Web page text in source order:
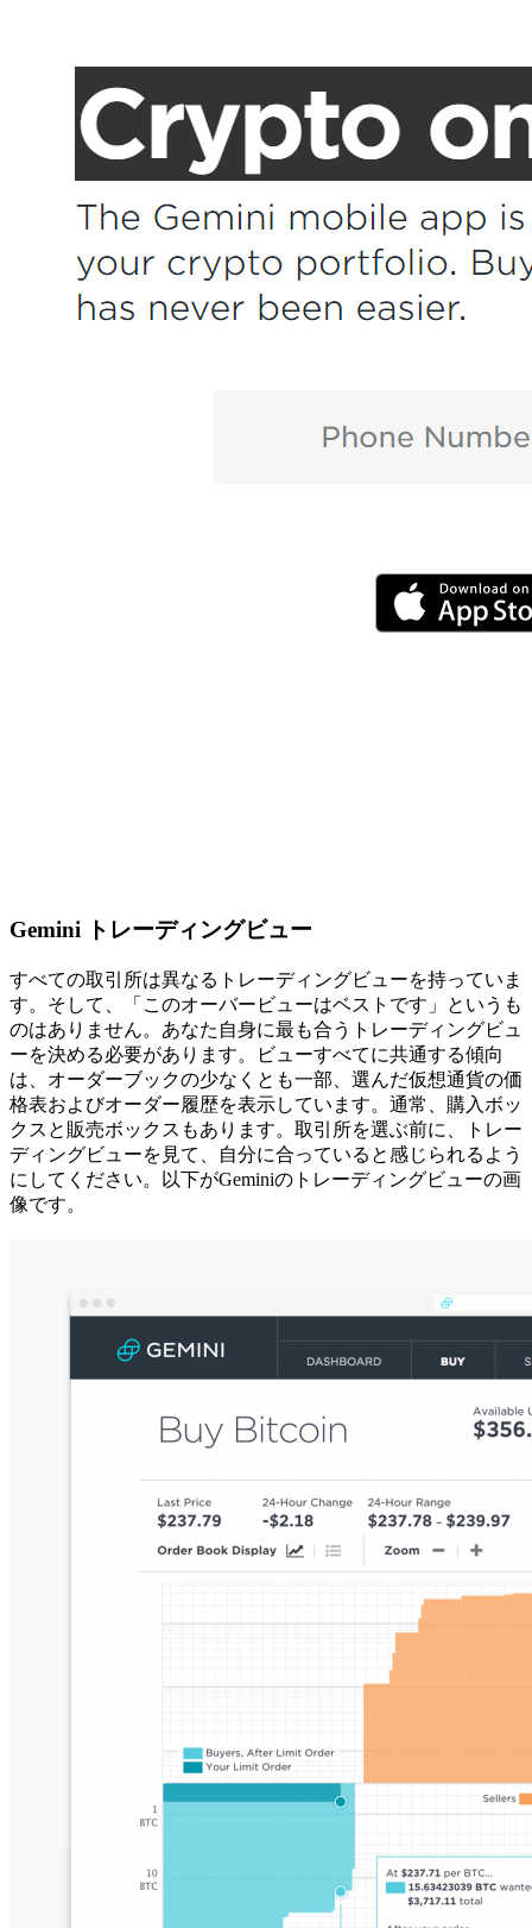
Gemini トレーディングビュー
すべての取引所は異なるトレーディングビューを持っていま
す。そして、「このオーバービューはベストです」というも
のはありません。あなた自身に最も合うトレーディングビュ
ーを決める必要があります。ビューすべてに共通する傾向
は、オーダーブックの少なくとも一部、選んだ仮想通貨の価
格表およびオーダー履歴を表示しています。通常、購入ボッ
クスと販売ボックスもあります。取引所を選ぶ前に、トレー
ディングビューを見て、自分に合っていると感じられるよう
にしてください。以下がGeminiのトレーディングビューの画
像です。